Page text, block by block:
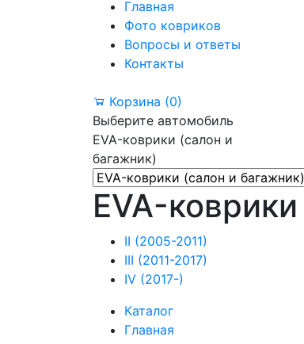
Главная
Фото ковриков
Вопросы и ответы
Контакты
Корзина (0)
Выберите автомобиль
EVA-коврики (салон и
багажник)
EVA-
II (2005-2011)
III (2011-2017)
IV (2017-)
Каталог
Главная